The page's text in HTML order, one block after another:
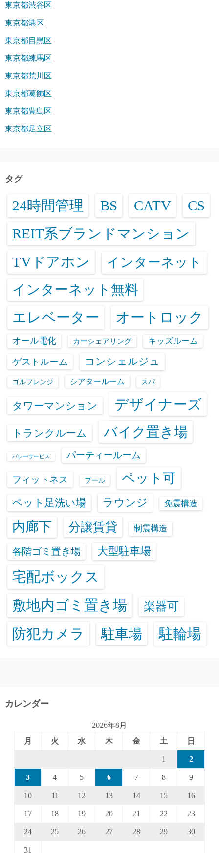
東京都渋谷区
東京都港区
東京都目黒区
東京都練馬区
東京都荒川区
東京都葛飾区
東京都豊島区
東京都足立区
タグ
24時間管理 BS CATV CS
REIT系ブランドマンション
TVドアホン インターネット
インターネット無料
エレベーター オートロック
オール電化 カーシェアリング キッズルーム
ゲストルーム コンシェルジュ
ゴルフレンジ シアタールーム スパ
タワーマンション デザイナーズ
トランクルーム バイク置き場
バレーサービス パーティールーム
フィットネス プール ペット可
ペット足洗い場 ラウンジ 免震構造
内廊下 分譲賃貸 制震構造
各階ゴミ置き場 大型駐車場
宅配ボックス
敷地内ゴミ置き場
楽器可
防犯カメラ 駐車場 駐輪場
カレンダー
2026年8月
月
火 水 木 金 土 日
1 2
3 4 5 6 7 8 9
10 11 12 13 14 15 16
17 18 19 20 21 22 23
24 25 26 27 28 29 30
31